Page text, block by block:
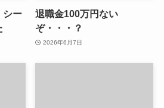
シー
退職金100万円ない
ぞ・・・？
2026年6月7日